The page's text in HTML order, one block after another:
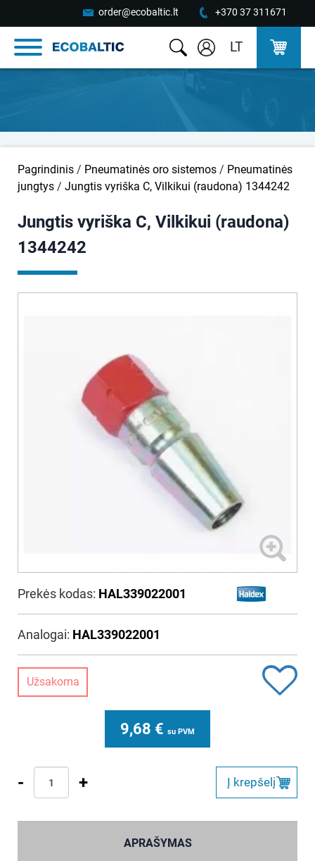
order@ecobaltic.lt +370 37 311671
LT
Pagrindinis / Pneumatinės oro sistemos / Pneumatinės
jungtys / Jungtis vyriška C, Vilkikui (raudona) 1344242
Jungtis vyriška C, Vilkikui (raudona)
1344242
Prekės kodas: HAL339022001
Analogai: HAL339022001
Užsakoma
9,68 € su PVM
- + Į krepšelį
APRAŠYMAS